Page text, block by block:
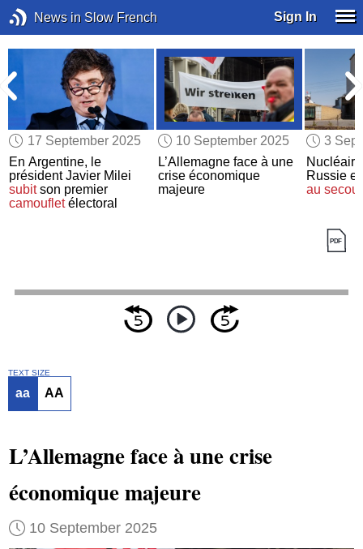
News in Slow French Sign In
17 September 2025
En Argentine, le
président Javier Milei
subitson premier
camoufletélectoral
10 September 2025
L’Allemagne face à une
crise économique
majeure
3
Russie
au
TEXT SIZE
aa AA
L’Allemagne face à une crise
économique majeure
10 September 2025